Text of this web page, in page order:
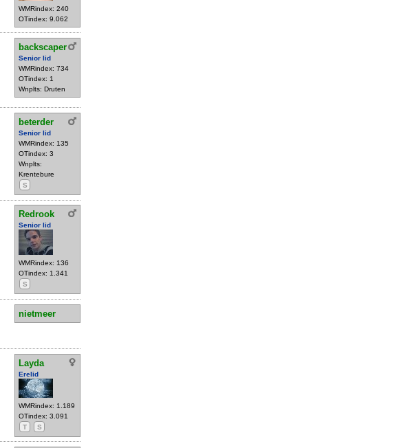
WMRindex: 240
OTindex: 9.062
backscaper
Senior lid
WMRindex: 734
OTindex: 1
Wnplts: Druten
beterder
Senior lid
WMRindex: 135
OTindex: 3
Wnplts:
Krentebure
S
Redrook
Senior lid
WMRindex: 136
OTindex: 1.341
S
nietmeer
Layda
Erelid
WMRindex: 1.189
OTindex: 3.091
T
S